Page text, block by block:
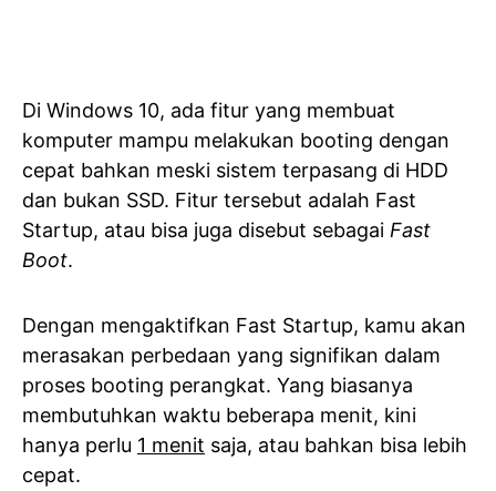
Di Windows 10, ada fitur yang membuat
komputer mampu melakukan booting dengan
cepat bahkan meski sistem terpasang di HDD
dan bukan SSD. Fitur tersebut adalah Fast
Startup, atau bisa juga disebut sebagai Fast
Boot.
Dengan mengaktifkan Fast Startup, kamu akan
merasakan perbedaan yang signifikan dalam
proses booting perangkat. Yang biasanya
membutuhkan waktu beberapa menit, kini
hanya perlu 1 menit saja, atau bahkan bisa lebih
cepat.